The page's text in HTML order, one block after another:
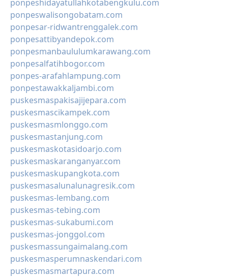
ponpeshidayatullahkotabengkulu.com
ponpeswalisongobatam.com
ponpesar-ridwantrenggalek.com
ponpesattibyandepok.com
ponpesmanbaululumkarawang.com
ponpesalfatihbogor.com
ponpes-arafahlampung.com
ponpestawakkaljambi.com
puskesmaspakisajijepara.com
puskesmascikampek.com
puskesmasmlonggo.com
puskesmastanjung.com
puskesmaskotasidoarjo.com
puskesmaskaranganyar.com
puskesmaskupangkota.com
puskesmasalunalunagresik.com
puskesmas-lembang.com
puskesmas-tebing.com
puskesmas-sukabumi.com
puskesmas-jonggol.com
puskesmassungaimalang.com
puskesmasperumnaskendari.com
puskesmasmartapura.com